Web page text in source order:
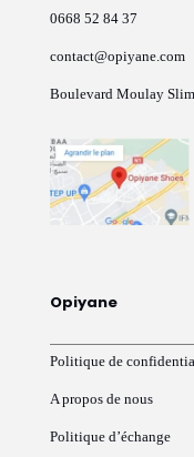
0668 52 84 37
contact@opiyane.com
Boulevard Moulay
Opiyane
Politique de
A propos de nous
Politique d’échange